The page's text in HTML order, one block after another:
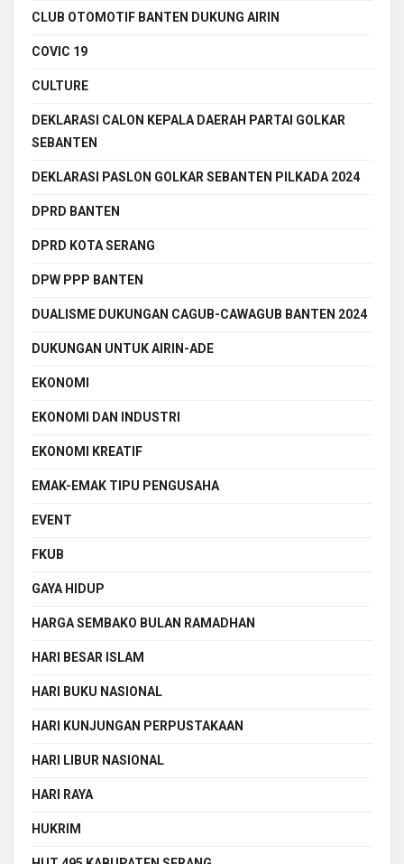
CLUB OTOMOTIF BANTEN DUKUNG AIRIN
COVIC 19
CULTURE
DEKLARASI CALON KEPALA DAERAH PARTAI GOLKAR
SEBANTEN
DEKLARASI PASLON GOLKAR SEBANTEN PILKADA 2024
DPRD BANTEN
DPRD KOTA SERANG
DPW PPP BANTEN
DUALISME DUKUNGAN CAGUB-CAWAGUB BANTEN 2024
DUKUNGAN UNTUK AIRIN-ADE
EKONOMI
EKONOMI DAN INDUSTRI
EKONOMI KREATIF
EMAK-EMAK TIPU PENGUSAHA
EVENT
FKUB
GAYA HIDUP
HARGA SEMBAKO BULAN RAMADHAN
HARI BESAR ISLAM
HARI BUKU NASIONAL
HARI KUNJUNGAN PERPUSTAKAAN
HARI LIBUR NASIONAL
HARI RAYA
HUKRIM